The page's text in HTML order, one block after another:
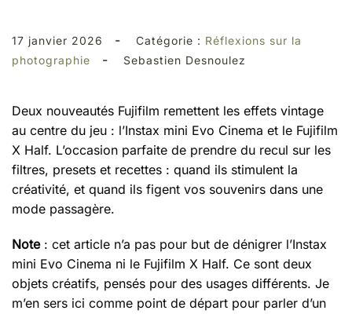
17 janvier 2026 - Catégorie : Réflexions sur la
photographie
- Sebastien Desnoulez
Deux nouveautés Fujifilm remettent les effets vintage
au centre du jeu : l’Instax mini Evo Cinema et le Fujifilm
X Half. L’occasion parfaite de prendre du recul sur les
filtres, presets et recettes : quand ils stimulent la
créativité, et quand ils figent vos souvenirs dans une
mode passagère.
Note: cet article n’a pas pour but de dénigrer l’Instax
mini Evo Cinema ni le Fujifilm X Half. Ce sont deux
objets créatifs, pensés pour des usages différents. Je
m’en sers ici comme point de départ pour parler d’un